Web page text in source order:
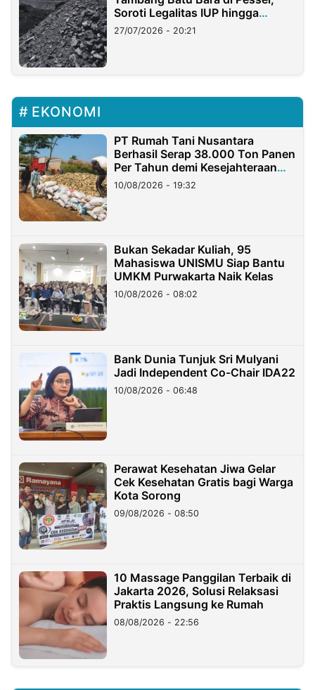
Soroti Legalitas IUP hingga
Stockpile
27/07/2026 - 20:21
EKONOMI
PT Rumah Tani Nusantara
Berhasil Serap 38.000 Ton Panen
Per Tahun demi Kesejahteraan
Petani
10/08/2026 - 19:32
Bukan Sekadar Kuliah, 95
Mahasiswa UNISMU Siap Bantu
UMKM Purwakarta Naik Kelas
10/08/2026 - 08:02
Bank Dunia Tunjuk Sri Mulyani
Jadi Independent Co-Chair IDA22
10/08/2026 - 06:48
Perawat Kesehatan Jiwa Gelar
Cek Kesehatan Gratis bagi Warga
Kota Sorong
09/08/2026 - 08:50
10 Massage Panggilan Terbaik di
Jakarta 2026, Solusi Relaksasi
Praktis Langsung ke Rumah
08/08/2026 - 22:56